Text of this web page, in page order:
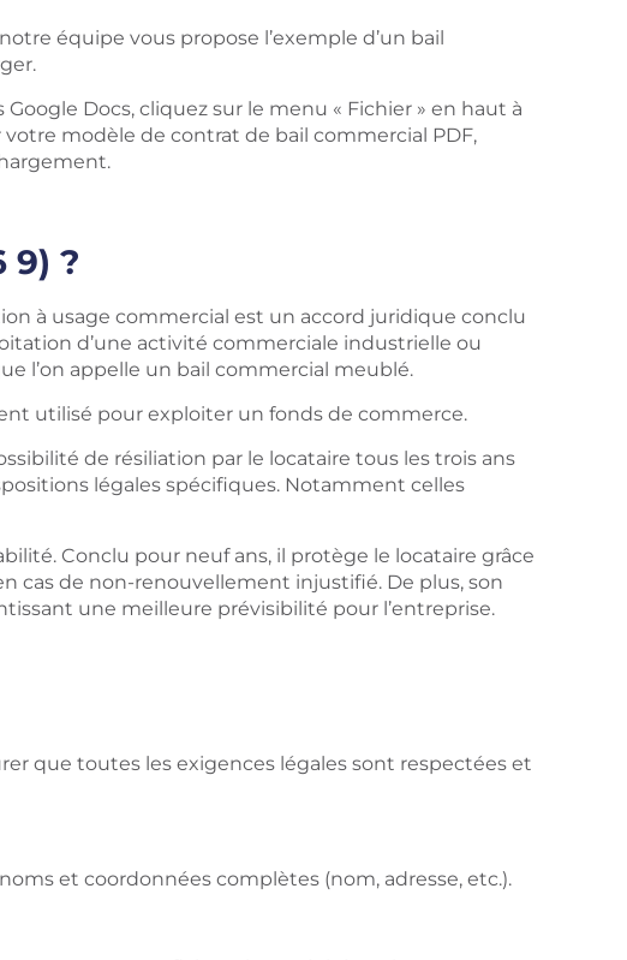
équipe vous propose l’exemple d’un bail
Docs, cliquez sur le menu « Fichier » en haut à
votre modèle de contrat de bail commercial PDF,
9) ?
à usage commercial est un accord juridique conclu
d’une activité commerciale industrielle ou
l’on appelle un bail commercial meublé.
utilisé pour exploiter un fonds de commerce.
de résiliation par le locataire tous les trois ans
légales spécifiques. Notamment celles
Conclu pour neuf ans, il protège le locataire grâce
cas de non-renouvellement injustifié. De plus, son
une meilleure prévisibilité pour l’entreprise.
que toutes les exigences légales sont respectées et
et coordonnées complètes (nom, adresse, etc.).